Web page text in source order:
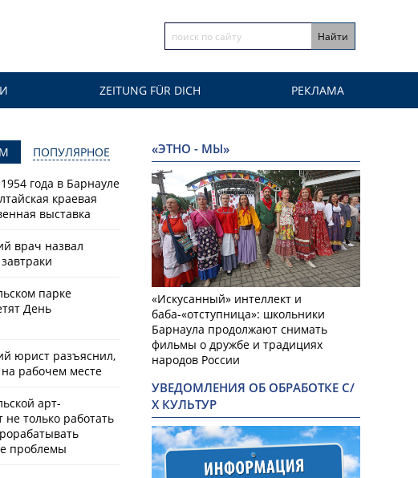
ZEITUNG FÜR DICH РЕКЛАМА
ПОПУЛЯРНОЕ
года в Барнауле
краевая
выставка
врач назвал
парке
День
юрист разъяснил,
рабочем месте
арт-
не только работать
проблемы
«ЭТНО - МЫ»
«Искусанный» интеллект и
баба-«отступница»: школьники
Барнаула продолжают снимать
фильмы о дружбе и традициях
народов России
УВЕДОМЛЕНИЯ ОБ ОБРАБОТКЕ С/
Х КУЛЬТУР